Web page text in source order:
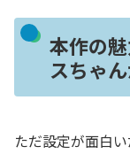
本作の
スちゃ
ただ設定が面白